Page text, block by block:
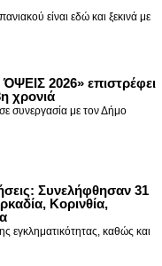
είναι εδώ και ξεκινά με
2026» επιστρέφει
χρονιά
συνεργασία με τον Δήμο
Συνελήφθησαν 31
Κορινθία,
εγκληματικότητας, καθώς και